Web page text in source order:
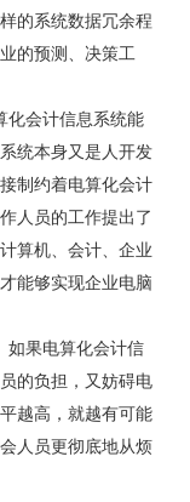
的系统数据冗余程
的预测、决策工
会计信息系统能
统本身又是人开发
制约着电算化会计
人员的工作提出了
算机、会计、企业
能够实现企业电脑
果电算化会计信
的负担，又妨碍电
越高，就越有可能
人员更彻底地从烦